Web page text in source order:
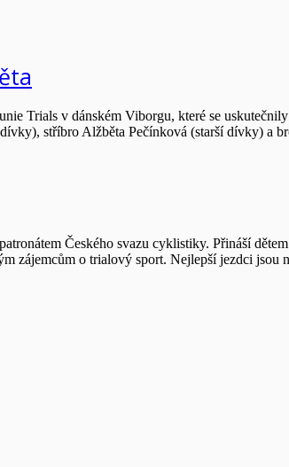
Trials v dánském Viborgu, které se
stříbro Alžběta Pečínková (starší dívky) a
Českého svazu cyklistiky. Přináší
zájemcům o trialový sport. Nejlepší jezdci